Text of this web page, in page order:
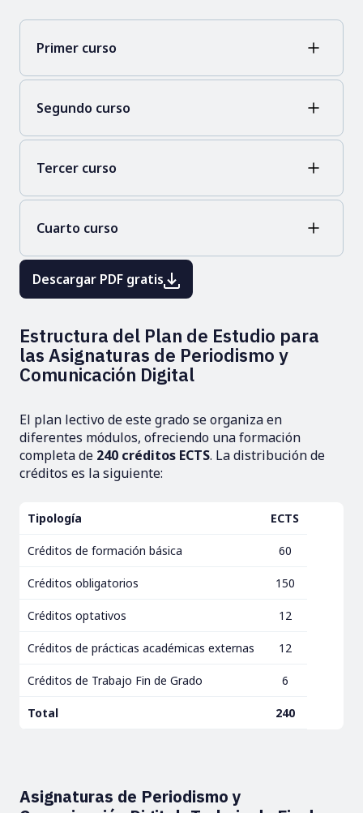
Primer curso
Segundo curso
Tercer curso
Cuarto curso
Descargar PDF gratis
Estructura del Plan de Estudio para
las Asignaturas de Periodismo y
Comunicación Digital
El plan lectivo de este grado se organiza en
diferentes módulos, ofreciendo una formación
completa de 240 créditos ECTS. La distribución de
créditos es la siguiente:
Tipología ECTS
Créditos de formación básica 60
Créditos obligatorios 150
Créditos optativos 12
Créditos de prácticas académicas externas 12
Créditos de Trabajo Fin de Grado 6
Total 240
Asignaturas de Periodismo y